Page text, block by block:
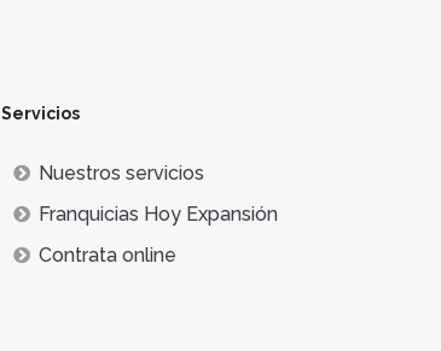
Servicios
Nuestros servicios
Franquicias Hoy Expansión
Contrata online